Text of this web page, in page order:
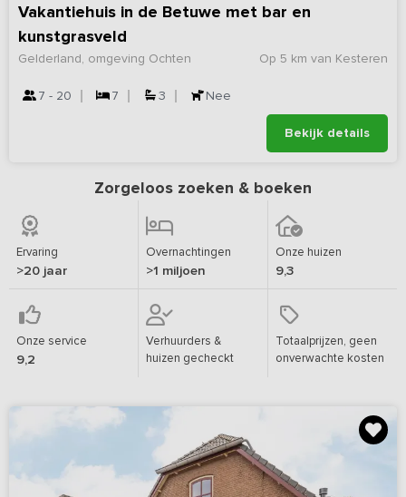
Vakantiehuis in de Betuwe met bar en
kunstgrasveld
Op 5 km van Kesteren
Gelderland, omgeving Ochten
7 - 20 7 3 Nee
Bekijk details
Zorgeloos zoeken & boeken
Ervaring
>20 jaar
Overnachtingen
>1 miljoen
Onze huizen
9,3
Onze service
9,2
Verhuurders &
huizen gecheckt
Totaalprijzen, geen
onverwachte kosten